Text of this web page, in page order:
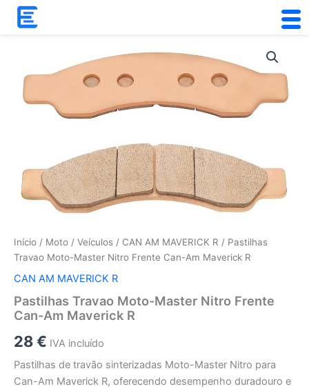
Skip
Início / Moto / Veículos / CAN AM MAVERICK R / Pastilhas
Travao Moto-Master Nitro Frente Can-Am Maverick R
CAN AM MAVERICK R
Pastilhas Travao Moto-Master Nitro Frente
Can-Am Maverick R
28€ IVA incluído
Pastilhas de travão sinterizadas Moto-Master Nitro para
Can-Am Maverick R, oferecendo desempenho duradouro e
Travao
Moto-
Maverick